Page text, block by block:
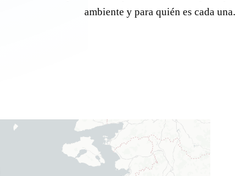
ambiente y para quién es cada una.